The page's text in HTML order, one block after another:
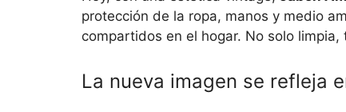
protección de la ropa, manos y medio
compartidos en el hogar. No solo
La nueva imagen se refleja